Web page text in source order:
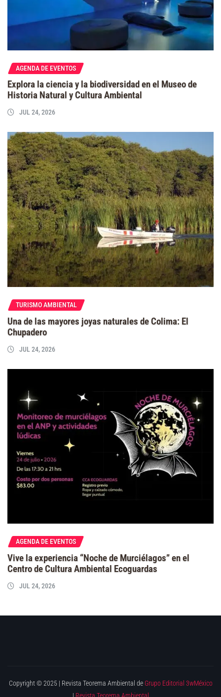
AGENDA DE EVENTOS
Explora la ciencia y la biodiversidad en el Museo de
Historia Natural y Cultura Ambiental
JUL 24, 2026
TURISMO AMBIENTAL
Una de las mayores joyas naturales de Colima: El
Chupadero
JUL 24, 2026
AGENDA DE EVENTOS
Vive la experiencia “Noche de Murciélagos” en el
Centro de Cultura Ambiental Ecoguardas
JUL 24, 2026
Copyright © 2025 | Revista Teorema Ambiental de Grupo Editorial 3wMéxico